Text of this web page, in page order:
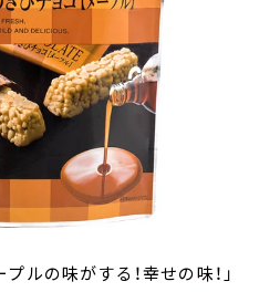
ルの味がする！幸せの味！」